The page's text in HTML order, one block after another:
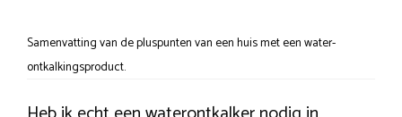
Samenvatting van de pluspunten van een huis met een water-
ontkalkingsproduct.